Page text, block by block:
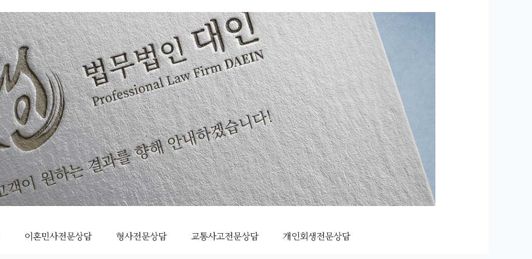
이혼민사전문상담 형사전문상담 교통사고전문상담 개인회생전문상담